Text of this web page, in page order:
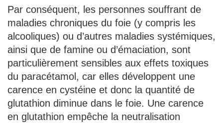
Par conséquent, les personnes souffrant de
maladies chroniques du foie (y compris les
alcooliques) ou d’autres maladies systémiques,
ainsi que de famine ou d’émaciation, sont
particulièrement sensibles aux effets toxiques
du paracétamol, car elles développent une
carence en cystéine et donc la quantité de
glutathion diminue dans le foie. Une carence
en glutathion empêche la neutralisation